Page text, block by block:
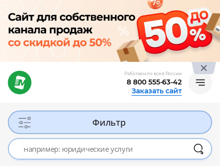
Работаем по всей России
8 800 555-63-42
Заказать сайт
Фильтр